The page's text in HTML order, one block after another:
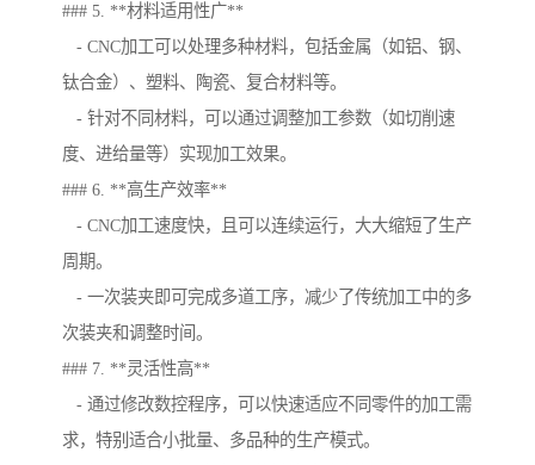
### 5. **材料适用性广**
- CNC加工可以处理多种材料，包括金属（如铝、钢、
钛合金）、塑料、陶瓷、复合材料等。
- 针对不同材料，可以通过调整加工参数（如切削速
度、进给量等）实现加工效果。
### 6. **高生产效率**
- CNC加工速度快，且可以连续运行，大大缩短了生产
周期。
- 一次装夹即可完成多道工序，减少了传统加工中的多
次装夹和调整时间。
### 7. **灵活性高**
- 通过修改数控程序，可以快速适应不同零件的加工需
求，特别适合小批量、多品种的生产模式。